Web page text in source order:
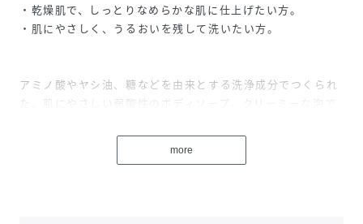
・乾燥肌で、しっとりなめらかな肌に仕上げたい方。
・肌にやさしく、うるおいを残して洗いたい方。
アミノ酸やヤシ油、糖などを由来とする洗浄成分でつくられ
た、肌にやさしい弱酸性のボディソープ。クリーミーな泡で
ます。ハチミツや甘草、オーガニックオイル&エキスなどの
保湿成分が、潤いと柔軟性を与えて、健やかな肌に整えま
more